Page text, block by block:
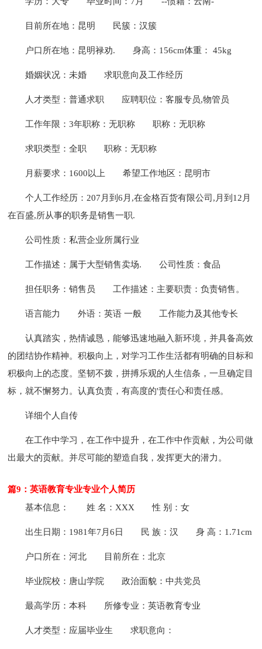
目前所在地：昆明 民簇：汉簇
户口所在地：昆明禄劝. 身高：156cm体重： 45kg
婚姻状况：未婚 求职意向及工作经历
人才类型：普通求职 应聘职位：客服专员,物管员
工作年限：3年职称：无职称 职称：无职称
求职类型：全职 职称：无职称
月薪要求：1600以上 希望工作地区：昆明市
个人工作经历：207月到6月,在金格百货有限公司,月到12月
在百盛,所从事的职务是销售一职.
公司性质：私营企业所属行业
工作描述：属于大型销售卖场. 公司性质：食品
担任职务：销售员 工作描述：主要职责：负责销售。
语言能力 外语：英语 一般 工作能力及其他专长
认真踏实，热情诚恳，能够迅速地融入新环境，并具备高效
的团结协作精神。积极向上，对学习工作生活都有明确的目标和
积极向上的态度。坚韧不拨，拼搏乐观的人生信条，一旦确定目
标，就不懈努力。认真负责，有高度的'责任心和责任感。
详细个人自传
在工作中学习，在工作中提升，在工作中作贡献，为公司做
出最大的贡献。并尽可能的塑造自我，发挥更大的潜力。
篇9：英语教育专业专业个人简历
基本信息：
姓 名：XXX 性 别：女
出生日期：1981年7月6日 民 族：汉 身 高：1.71cm
户口所在：河北 目前所在：北京
毕业院校：唐山学院 政治面貌：中共党员
最高学历：本科 所修专业：英语教育专业
人才类型：应届毕业生 求职意向：